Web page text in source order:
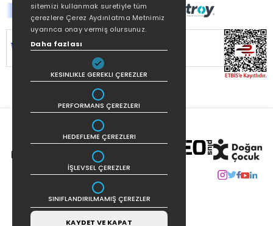
SİTEMİZ
KORUNMAKTADIR.
sitemizi kullanmak suretiyle tüm
çerezlere Çerez Aydınlatma Metnimiz
uyarınca onay vermiş olursunuz.
Daha fazlası
KESINLIKLE GEREKLI ÇEREZLER
PERFORMANS ÇEREZLERI
HEDEFLEME ÇEREZLERI
İŞLEVSEL ÇEREZLER
SINIFLANDIRILMAMIŞ ÇEREZLER
KAYDET VE KAPAT